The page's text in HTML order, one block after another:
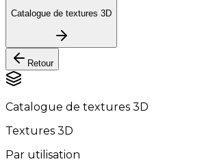
Catalogue de textures 3D
Retour
Catalogue de textures 3D
Textures 3D
Par utilisation